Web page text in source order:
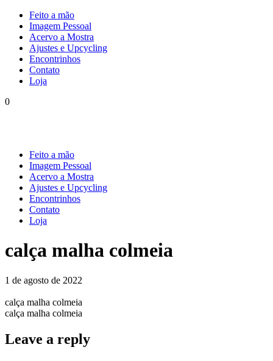
Feito a mão
Imagem Pessoal
Acervo a Mostra
Ajustes e Upcycling
Encontrinhos
Contato
Loja
0
Feito a mão
Imagem Pessoal
Acervo a Mostra
Ajustes e Upcycling
Encontrinhos
Contato
Loja
calça malha colmeia
1 de agosto de 2022
calça malha colmeia
calça malha colmeia
Leave a reply